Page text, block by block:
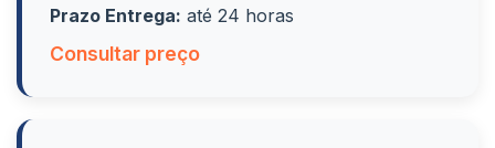
Prazo Entrega: até 24 horas
Consultar preço